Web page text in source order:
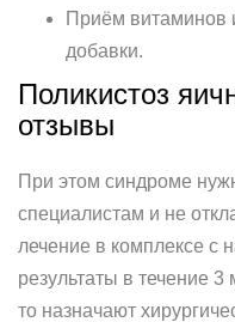
Приём витаминов
добавки.
Поликистоз
отзывы
При этом синдроме
специалистам и не
лечение в комплексе с
результаты в течение 3
то назначают